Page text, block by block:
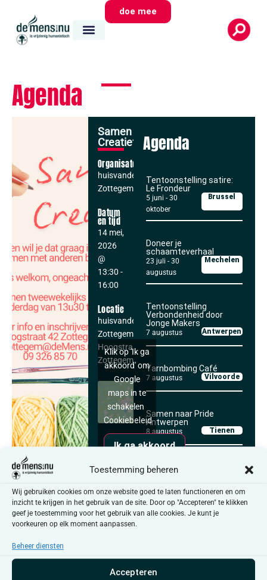
Toestemming beheren
Wij gebruiken cookies om onze website goed te laten functioneren en om
inzicht te krijgen in het gebruik van de site. Door op "Accepteren" te klikken
geef je toestemming voor het gebruik van alle cookies. Je kunt je
voorkeuren op elk moment aanpassen.
Beheer diensten
Accepteren
doe mee
Agenda
Samen
Creatief
Organisator
huisvandeMens
Zottegem
Datum
en tijd
14 mei,
2026
@
13:30 -
16:00
Locatie
huisvandeMens
Zottegem
Hoogstraat 42
Zottegem,
Klik op 'Ik ga
akkoord' om
Google
maps in te
schakelen
Cookiebeleid
Ik ga akkoord
SAMEN CREATIEF
Je bent zeker niet verplicht
om telkens aanwezig te zijn.
Kom wanneer het jou past
en je daar zin in hebt. Je kan
eventueel eigen werk
meenemen en er hier verder
aan werken. Dat kan tevens
Agenda
Tentoonstelling satire:
Le Frondeur
5 juni - 30
oktober
Brussel
Doneer je
schaamteverhaal
23 juli - 30
augustus
Mechelen
Tentoonstelling
Verbondenheid door
Jonge Makers
7 augustus Antwerpen
Yarnbombing Café
7 augustus Vilvoorde
Samen naar Pride
Antwerpen
8 augustus Tienen
Koffieklets en meer